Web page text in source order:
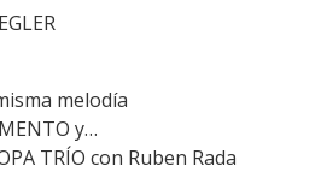
melodía
y…
TRÍO con Ruben Rada